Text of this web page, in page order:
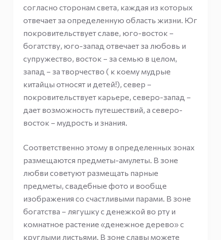
согласно сторонам света, каждая из которых
отвечает за определенную область жизни. Юг
покровительствует славе, юго-восток –
богатству, юго-запад отвечает за любовь и
супружество, восток – за семью в целом,
запад – за творчество ( к коему мудрые
китайцы относят и детей!), север –
покровительствует карьере, северо-запад –
дает возможность путешествий, а северо-
восток – мудрость и знания.
Соответственно этому в определенных зонах
размещаются предметы-амулеты. В зоне
любви советуют размещать парные
предметы, свадебные фото и вообще
изображения со счастливыми парами. В зоне
богатства – лягушку с денежкой во рту и
комнатное растение «денежное дерево» с
круглыми листьями. В зоне славы можете